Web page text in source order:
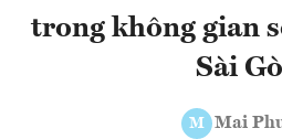
trong không gian
Sài
M Mai